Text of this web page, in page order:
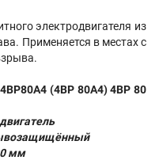
электродвигателя из
Применяется в местах с
(4ВР 80A4) 4ВР 80
мм